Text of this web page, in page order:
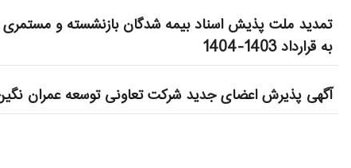
تمدید ملت پذیش اسناد بیمه شدگان بازنشسته و مستمری
به قرارداد 1403-1404
آگهی پذیرش اعضای جدید شرکت تعاونی توسعه عمران